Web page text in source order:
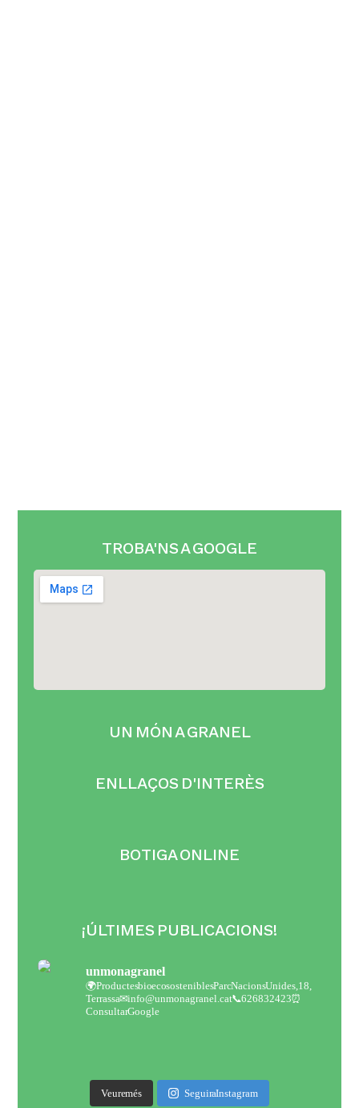
TROBA'NS A GOOGLE
UN MÓN A GRANEL
ENLLAÇOS D'INTERÈS
BOTIGA ONLINE
¡ÚLTIMES PUBLICACIONS!
unmonagranel
🌍Productes bio eco sosteniblesParc Nacions Unides,18,
Terrassa✉ info@unmonagranel.cat📞 626832423⏰
Consultar Google
Veure més Seguir a Instagram